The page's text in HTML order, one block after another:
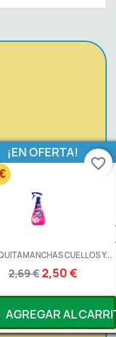
CUELLOS Y...
2,69 €2,50 €
¡EN OFERTA!
AGREGAR AL
favorite_border